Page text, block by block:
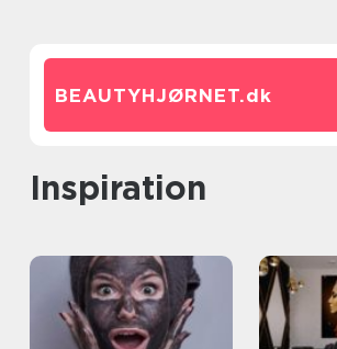
BEAUTYHJØRNET.dk
inspiration